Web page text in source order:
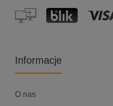
Informacje
O nas